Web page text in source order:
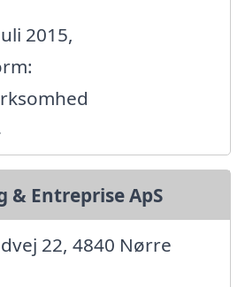
2015,
& Entreprise ApS
22, 4840 Nørre